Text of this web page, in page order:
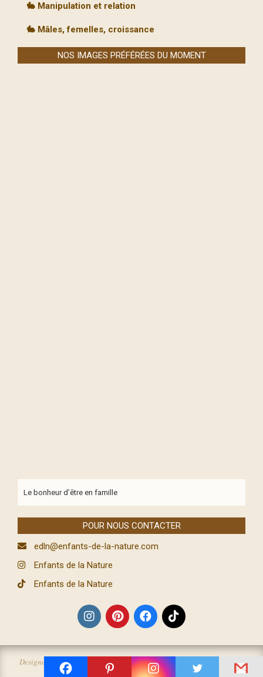
🐇 Manipulation et relation
🐇 Mâles, femelles, croissance
NOS IMAGES PRÉFÉRÉES DU MOMENT
Le bonheur d’être en famille
POUR NOUS CONTACTER
edln@enfants-de-la-nature.com
Enfants de la Nature
Enfants de la Nature
Designed usingMagazine News Byte Premium. Powered by WordPress.